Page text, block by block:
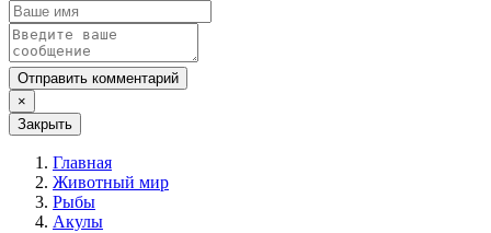
Отправить комментарий
×
Закрыть
Главная
Животный мир
Рыбы
Акулы